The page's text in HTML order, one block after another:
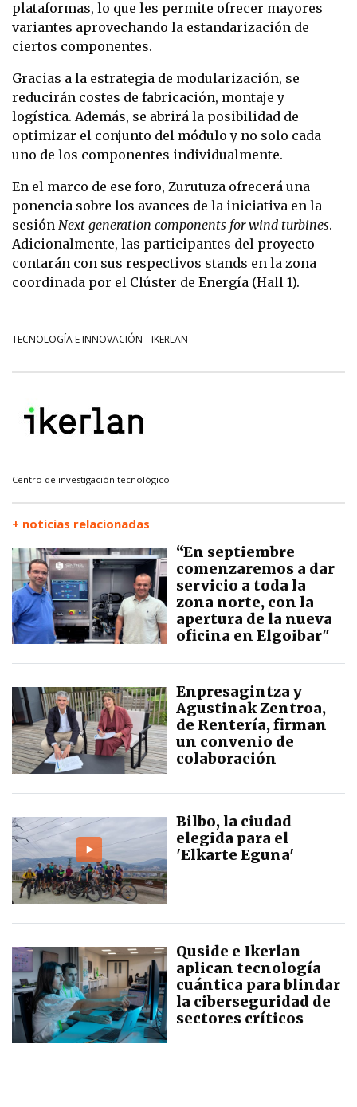
plataformas, lo que les permite ofrecer mayores
variantes aprovechando la estandarización de
ciertos componentes.
Gracias a la estrategia de modularización, se
reducirán costes de fabricación, montaje y
logística. Además, se abrirá la posibilidad de
optimizar el conjunto del módulo y no solo cada
uno de los componentes individualmente.
En el marco de ese foro, Zurutuza ofrecerá una
ponencia sobre los avances de la iniciativa en la
sesión Next generation components for wind turbines.
Adicionalmente, las participantes del proyecto
contarán con sus respectivos stands en la zona
coordinada por el Clúster de Energía (Hall 1).
TECNOLOGÍA E INNOVACIÓN IKERLAN
Centro de investigación tecnológico.
+ noticias relacionadas
“En septiembre
comenzaremos a dar
servicio a toda la
zona norte, con la
apertura de la nueva
oficina en Elgoibar"
Enpresagintza y
Agustinak Zentroa,
de Rentería, firman
un convenio de
colaboración
Bilbo, la ciudad
elegida para el
'Elkarte Eguna'
Quside e Ikerlan
aplican tecnología
cuántica para blindar
la ciberseguridad de
sectores críticos